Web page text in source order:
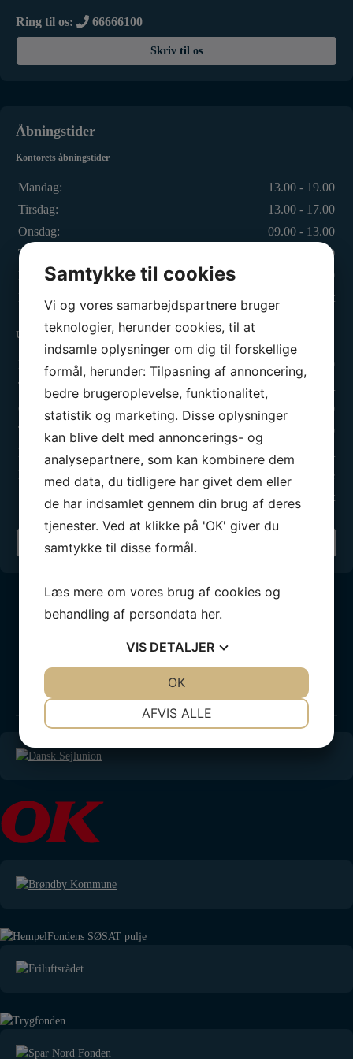
Ring til os: 66666100
Skriv til os
Åbningstider
Kontorets åbningstider
Mandag:
13.00 - 19.00
Tirsdag:
13.00 - 17.00
Onsdag:
09.00 - 13.00
Torsdag:
13.00 - 17.00
Fredag:
13.00 - 16.00
Lørdag - Søndag:
Lukket
Ungdomsafdelingen
Mandag:
17.00 - 20.00
Tirsdag:
Lukket
Onsdag:
17.00 - 20.00
Torsdag:
17.00 - 21.00
Lukket
Efter aftale
Søndag:
Lukket
Din sejlklub
Vores partnere
Samtykke til cookies
Vi og vores samarbejdspartnere bruger
teknologier, herunder cookies, til at
indsamle oplysninger om dig til forskellige
formål, herunder: Tilpasning af annoncering,
bedre brugeroplevelse, funktionalitet,
statistik og marketing. Disse oplysninger
kan blive delt med annoncerings- og
analysepartnere, som kan kombinere dem
med data, du tidligere har givet dem eller
de har indsamlet gennem din brug af deres
tjenester. Ved at klikke på 'OK' giver du
samtykke til disse formål.
Læs mere om vores brug af cookies og
behandling af persondata her.
VIS DETALJER
MARKETING
AFVIS ALLE
OK